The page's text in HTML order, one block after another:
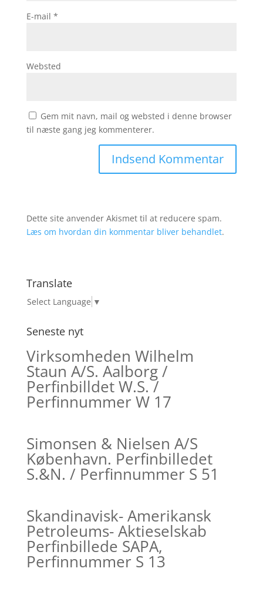
E-mail *
Websted
Gem mit navn, mail og websted i denne browser
til næste gang jeg kommenterer.
Dette site anvender Akismet til at reducere spam.
Læs om hvordan din kommentar bliver behandlet.
Translate
Select Language ▼
Seneste nyt
Virksomheden Wilhelm
Staun A/S. Aalborg /
Perfinbilldet W.S. /
Perfinnummer W 17
Simonsen & Nielsen A/S
København. Perfinbilledet
S.&N. / Perfinnummer S 51
Skandinavisk- Amerikansk
Petroleums- Aktieselskab
Perfinbillede SAPA,
Perfinnummer S 13